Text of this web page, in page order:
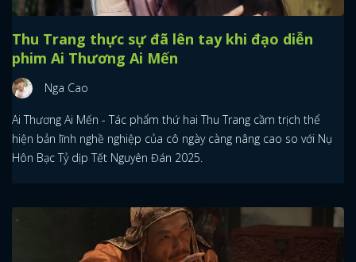
Thu Trang thực sự đã lên tay khi đạo diễn
phim Ai Thương Ai Mến
Nga Cao
Ai Thương Ai Mến - Tác phẩm thứ hai Thu Trang cầm trịch thể
hiện bản lĩnh nghề nghiệp của cô ngày càng nâng cao so với Nụ
Hôn Bạc Tỷ dịp Tết Nguyên Đán 2025.